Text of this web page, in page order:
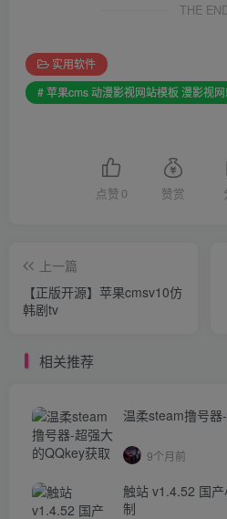
THE
实用软件
# 苹果cms 动漫影视网站模板 漫影视
点赞 0 赞赏
上一篇
【正版开源】苹果cmsv10仿
韩剧tv
相关推荐
温柔steam撸号
9个月前
触站 v1.4.52 国
制